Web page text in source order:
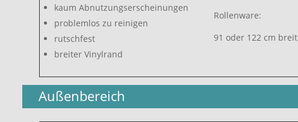
kaum Abnutzungserscheinungen
problemlos zu reinigen
rutschfest
breiter Vinylrand
Rollenware:
91 oder 122 cm breit
Außenbereich